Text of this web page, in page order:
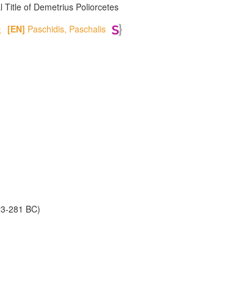
Title of Demetrius Poliorcetes
[EN] Paschidis, Paschalis
281 BC)